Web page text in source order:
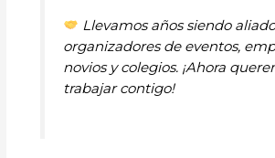
Llevamos años siendo
organizadores de eventos,
novios y colegios. ¡Ahora
trabajar contigo!